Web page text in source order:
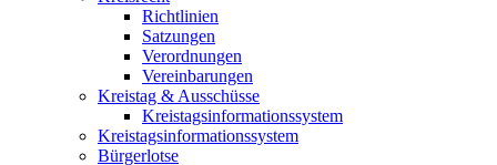
Richtlinien
Satzungen
Verordnungen
Vereinbarungen
Kreistag & Ausschüsse
Kreistagsinformationssystem
Kreistagsinformationssystem
Bürgerlotse